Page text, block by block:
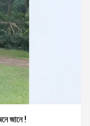
জানে !